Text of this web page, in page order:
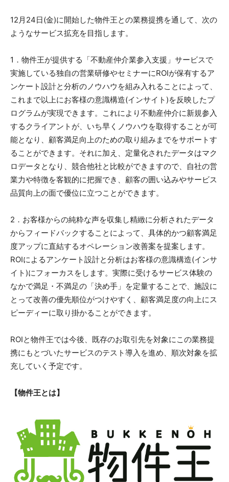
12月24日(金)に開始した物件王との業務提携を通して、次の
ようなサービス拡充を目指します。
1．物件王が提供する「不動産仲介業参入支援」サービスで
実施している独自の営業研修やセミナーにROIが保有するア
ンケート設計と分析のノウハウを組み入れることによって、
これまで以上にお客様の意識構造(インサイト)を反映したプ
ログラムが実現できます。これにより不動産仲介に新規参入
するクライアントが、いち早くノウハウを取得することが可
能となり、顧客満足向上のための取り組みまでをサポートす
ることができます。それに加え、定量化されたデータはマク
ロデータとなり、競合他社と比較ができますので、自社の営
業力や特徴を客観的に把握でき、顧客の囲い込みやサービス
品質向上の面で優位に立つことができます。
2．お客様からの純粋な声を収集し精緻に分析されたデータ
からフィードバックすることによって、具体的かつ顧客満足
度アップに直結するオペレーション改善案を提案します。
ROIによるアンケート設計と分析はお客様の意識構造(インサ
イト)にフォーカスをします。実際に受けるサービス体験の
なかで満足・不満足の「決め手」を定量することで、施設に
とって改善の優先順位がつけやすく、顧客満足度の向上にス
ピーディーに取り掛かることができます。
ROIと物件王では今後、既存のお取引先を対象にこの業務提
携にもとづいたサービスのテスト導入を進め、順次対象を拡
充していく予定です。
【物件王とは】